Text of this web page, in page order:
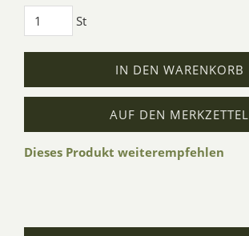
St
IN DEN WARENKORB
AUF DEN MERKZETTEL
Dieses Produkt weiterempfehlen